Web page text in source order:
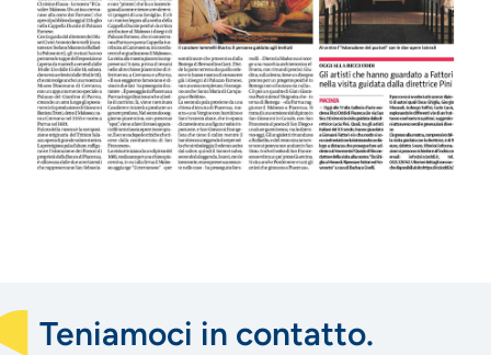
Teniamoci in contatto.